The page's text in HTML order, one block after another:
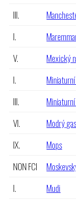
III.
I.
V.
Mexický
I.
III.
VI.
Modrý
IX.
Mops
NON FCI
I.
Mudi